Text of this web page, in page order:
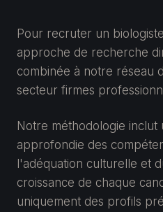
Pour recruter un
approche de recherche
combinée à notre réseau
secteur firmes
Notre méthodologie inclut
approfondie des
l'adéquation culturelle et
croissance de chaque
uniquement des profils